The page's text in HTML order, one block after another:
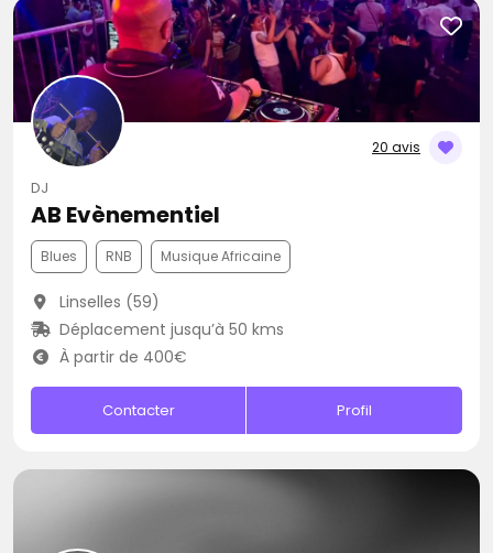
20 avis
DJ
AB Evènementiel
Blues RNB Musique Africaine
Linselles (59)
Déplacement jusqu’à 50 kms
À partir de 400€
Contacter Profil